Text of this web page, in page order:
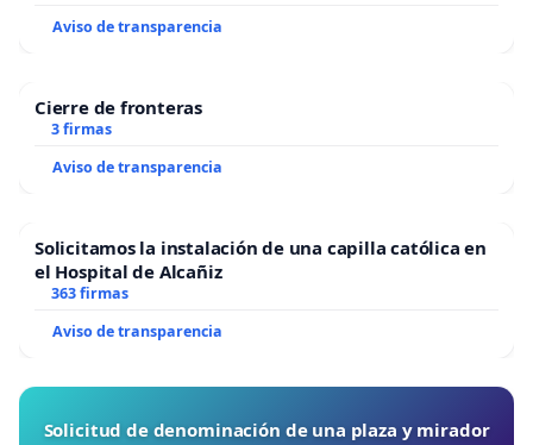
Aviso de transparencia
Cierre de fronteras
3 firmas
Aviso de transparencia
Solicitamos la instalación de una capilla católica en
el Hospital de Alcañiz
363 firmas
Aviso de transparencia
Solicitud de denominación de una plaza y mirador